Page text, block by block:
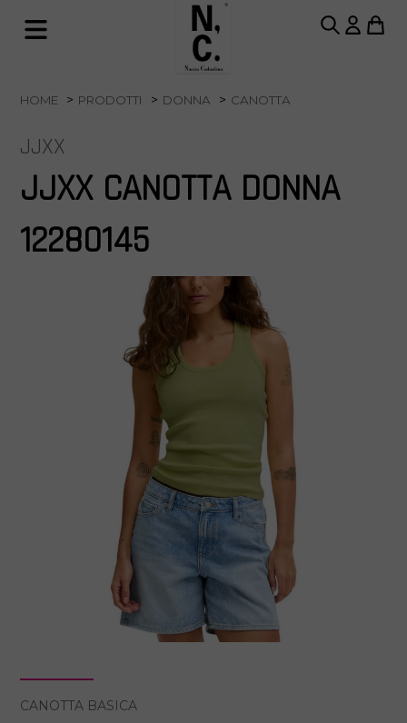
HOME PRODOTTI DONNA CANOTTA
JJXX
JJXX CANOTTA DONNA
12280145
CANOTTA BASICA